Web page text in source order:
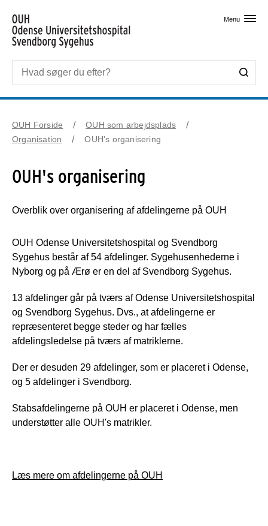
Menu
OUH Forside
OUH som arbejdsplads
Organisation
OUH's organisering
OUH's organisering
Overblik over organisering af afdelingerne på OUH
OUH Odense Universitetshospital og Svendborg
Sygehus består af 54 afdelinger. Sygehusenhederne i
Nyborg og på Ærø er en del af Svendborg Sygehus.
13 afdelinger går på tværs af Odense Universitetshospital
og Svendborg Sygehus. Dvs., at afdelingerne er
repræsenteret begge steder og har fælles
afdelingsledelse på tværs af matriklerne.
Der er desuden 29 afdelinger, som er placeret i Odense,
og 5 afdelinger i Svendborg.
Stabsafdelingerne på OUH er placeret i Odense, men
understøtter alle OUH's matrikler.
Læs mere om afdelingerne på OUH